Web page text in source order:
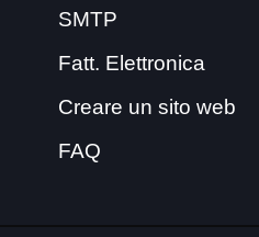
SMTP
Fatt. Elettronica
Creare un sito web
FAQ